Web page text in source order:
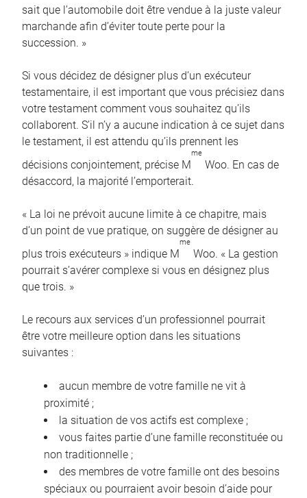
sait que l’automobile doit être vendue à la juste valeur
marchande afin d’éviter toute perte pour la
succession. »
Si vous décidez de désigner plus d’un exécuteur
testamentaire, il est important que vous précisiez dans
votre testament comment vous souhaitez qu’ils
collaborent. S’il n’y a aucune indication à ce sujet dans
le testament, il est attendu qu’ils prennent les
décisions conjointement, précise M
me
Woo. En cas de
désaccord, la majorité l’emporterait.
« La loi ne prévoit aucune limite à ce chapitre, mais
d’un point de vue pratique, on suggère de désigner au
plus trois exécuteurs » indique M
me
Woo. « La gestion
pourrait s’avérer complexe si vous en désignez plus
que trois. »
Le recours aux services d’un professionnel pourrait
être votre meilleure option dans les situations
suivantes :
aucun membre de votre famille ne vit à
proximité ;
la situation de vos actifs est complexe ;
vous faites partie d’une famille reconstituée ou
non traditionnelle ;
des membres de votre famille ont des besoins
spéciaux ou pourraient avoir besoin d’aide pour